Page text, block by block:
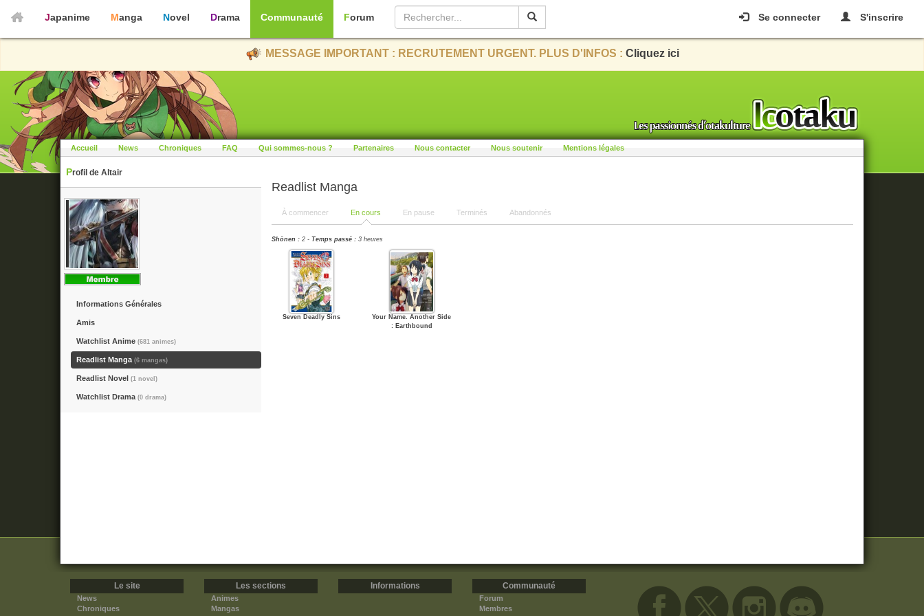
Se connecter S'inscrire
Japanime Manga Novel Drama Communauté Forum
MESSAGE IMPORTANT : RECRUTEMENT URGENT. PLUS D'INFOS : Cliquez ici
Accueil News Chroniques FAQ Qui sommes-nous ? Partenaires Nous contacter Nous soutenir Mentions légales
Profil de Altair
Informations Générales
Amis
Watchlist Anime (681 animes)
Readlist Manga (6 mangas)
Readlist Novel (1 novel)
Watchlist Drama (0 drama)
Readlist Manga
À commencer En cours En pause Terminés Abandonnés
Shōnen : 2 - Temps passé : 3 heures
Seven Deadly Sins
Your Name. Another Side
: Earthbound
Le site
News
Chroniques
Les sections
Animes
Mangas
Informations Communauté
Forum
Membres